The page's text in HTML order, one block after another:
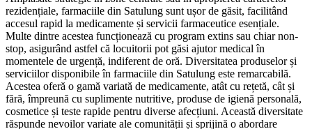
rezidențiale, farmaciile din Satulung sunt ușor de găsit, facilitând
accesul rapid la medicamente și servicii farmaceutice esențiale.
Multe dintre acestea funcționează cu program extins sau chiar non-
stop, asigurând astfel că locuitorii pot găsi ajutor medical în
momentele de urgență, indiferent de oră. Diversitatea produselor și
serviciilor disponibile în farmaciile din Satulung este remarcabilă.
Acestea oferă o gamă variată de medicamente, atât cu rețetă, cât și
fără, împreună cu suplimente nutritive, produse de igienă personală,
cosmetice și teste rapide pentru diverse afecțiuni. Această diversitate
răspunde nevoilor variate ale comunității și sprijină o abordare